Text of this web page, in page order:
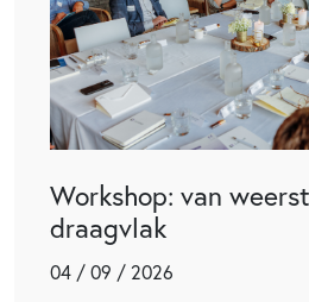
Workshop: van
draagvlak
04 / 09 / 2026